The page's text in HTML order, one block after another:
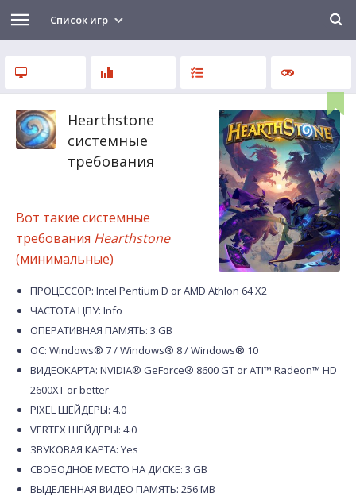
Список игр
Hearthstone
системные
требования
Вот такие системные
требования Hearthstone
(минимальные)
ПРОЦЕССОР: Intel Pentium D or AMD Athlon 64 X2
ЧАСТОТА ЦПУ: Info
ОПЕРАТИВНАЯ ПАМЯТЬ: 3 GB
ОС: Windows® 7 / Windows® 8 / Windows® 10
ВИДЕОКАРТА: NVIDIA® GeForce® 8600 GT or ATI™ Radeon™ HD
2600XT or better
PIXEL ШЕЙДЕРЫ: 4.0
VERTEX ШЕЙДЕРЫ: 4.0
ЗВУКОВАЯ КАРТА: Yes
СВОБОДНОЕ МЕСТО НА ДИСКЕ: 3 GB
ВЫДЕЛЕННАЯ ВИДЕО ПАМЯТЬ: 256 MB